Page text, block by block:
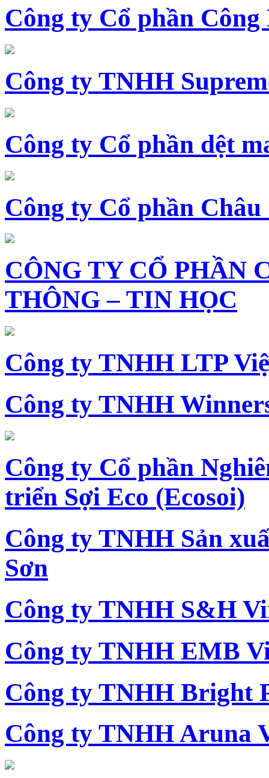
Công ty Cổ phần Công
Công ty TNHH
Công ty Cổ phần dệt
Công ty Cổ phần Châu
CÔNG TY CỔ PHẦN
THÔNG – TIN HỌC
Công ty TNHH LTP
Công ty TNHH
Công ty Cổ phần
triển Sợi Eco (Ecosoi)
Công ty TNHH Sản
Sơn
Công ty TNHH S&H
Công ty TNHH EMB
Công ty TNHH Bright
Công ty TNHH Aruna